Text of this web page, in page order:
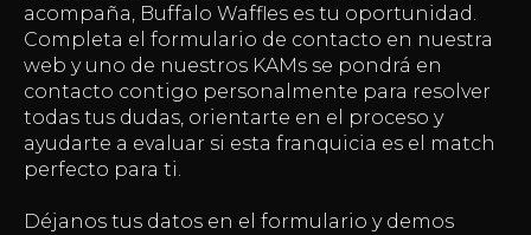
acompaña, Buffalo Waffles es tu oportunidad.
Completa el formulario de contacto en nuestra
web y uno de nuestros KAMs se pondrá en
contacto contigo personalmente para resolver
todas tus dudas, orientarte en el proceso y
ayudarte a evaluar si esta franquicia es el match
perfecto para ti.
Déjanos tus datos en el formulario y demos